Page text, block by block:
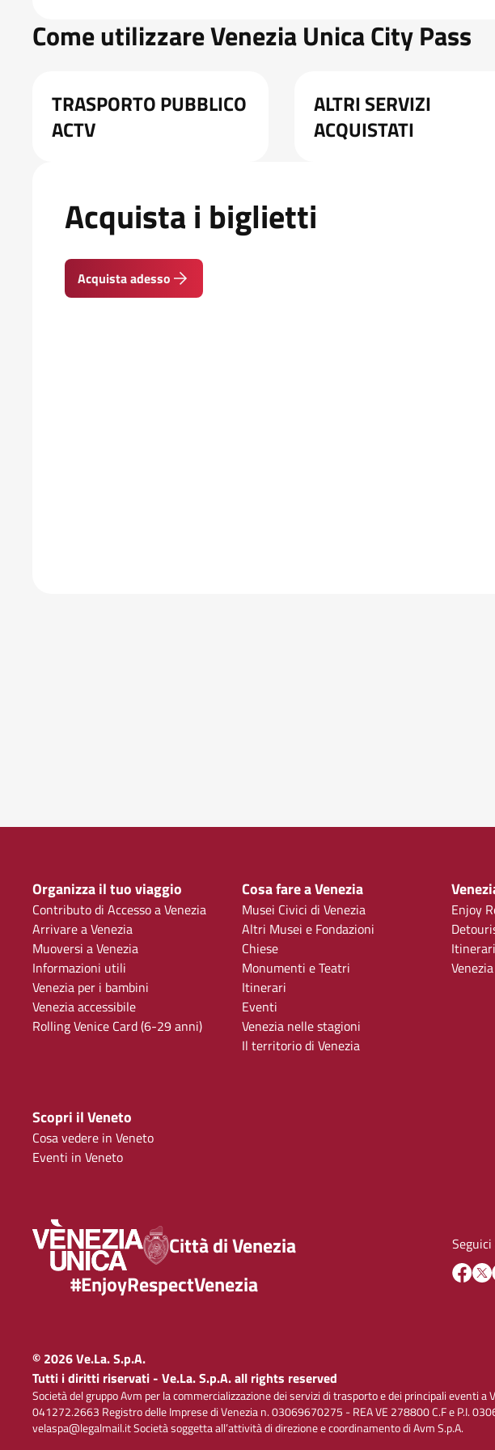
Come utilizzare Venezia Unica City Pass
TRASPORTO PUBBLICO
ACTV
ALTRI SERVIZI
ACQUISTATI
Acquista i biglietti
Acquista adesso
Organizza il tuo viaggio
Contributo di Accesso a Venezia
Arrivare a Venezia
Muoversi a Venezia
Informazioni utili
Venezia per i bambini
Venezia accessibile
Rolling Venice Card (6-29 anni)
Cosa fare a Venezia
Musei Civici di Venezia
Altri Musei e Fondazioni
Chiese
Monumenti e Teatri
Itinerari
Eventi
Venezia nelle stagioni
Il territorio di Venezia
Enjoy
Itinerari
Scopri il Veneto
Cosa vedere in Veneto
Eventi in Veneto
Città di Venezia
#EnjoyRespectVenezia
Seguici
© 2026 Ve.La. S.p.A.
Tutti i diritti riservati - Ve.La. S.p.A. all rights reserved
Società del gruppo Avm per la commercializzazione dei servizi di trasporto e dei principali eventi
041272.2663 Registro delle Imprese di Venezia n. 03069670275 - REA VE 278800 C.F e P.I.
velaspa@legalmail.it Società soggetta all’attività di direzione e coordinamento di Avm S.p.A.